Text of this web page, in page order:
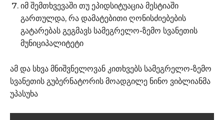
იმ შემთხვევაში თუ ეპიდსიტუაცია მესტიაში
გართულდა, რა დამატებითი ღონისძიებების
გატარებას გეგმავს სამეგრელო-ზემო სვანეთის
მუნიციპალიტეტი
ამ და სხვა მნიშვნელოვან კითხვებს სამეგრელო-ზემო
სვანეთის გუბერნატორის მოადგილე ნინო ვიბლიანმა
უპასუხა